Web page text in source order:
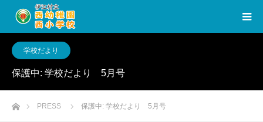
学校だより
保護中: 学校だより 5月号
ホームPRESS 保護中: 学校だより 5月号